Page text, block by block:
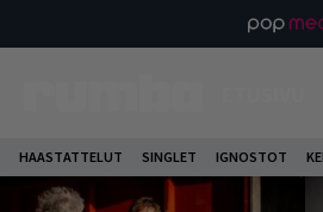
HAASTATTELUT SINGLET IGNOSTOT